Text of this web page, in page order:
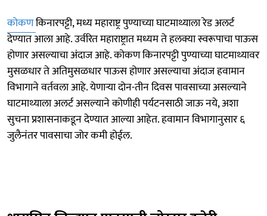
कोकणकिनारपट्टी, मध्य महाराष्ट्र पुण्याच्या घाटमाथ्याला रेड अलर्ट
देण्यात आला आहे. उर्वरित महाराष्ट्रात मध्यम ते हलक्या स्वरूपाचा पाऊस
होणार असल्याचा अंदाज आहे. कोकण किनारपट्टी पुण्याच्या घाटमाथ्यावर
मुसळधार ते अतिमुसळधार पाऊस होणार असल्याचा अंदाज हवामान
विभागाने वर्तवला आहे. येणाऱ्या दोन-तीन दिवस पावसाच्या असल्याने
घाटमाथ्याला अलर्ट असल्याने कोणीही पर्यटनसाठी जाऊ नये, अशा
सुचना प्रशासनाकडून देण्यात आल्या आहेत. हवामान विभागानुसार ६
जुलैनंतर पावसाचा जोर कमी होईल.